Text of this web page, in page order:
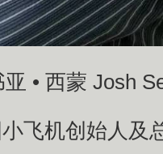
• 西蒙 Josh
飞机创始人及